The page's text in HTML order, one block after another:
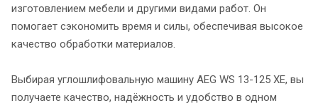
изготовлением мебели и другими видами работ. Он
помогает сэкономить время и силы, обеспечивая высокое
качество обработки материалов.
Выбирая углошлифовальную машину AEG WS 13-125 XE, вы
получаете качество, надёжность и удобство в одном